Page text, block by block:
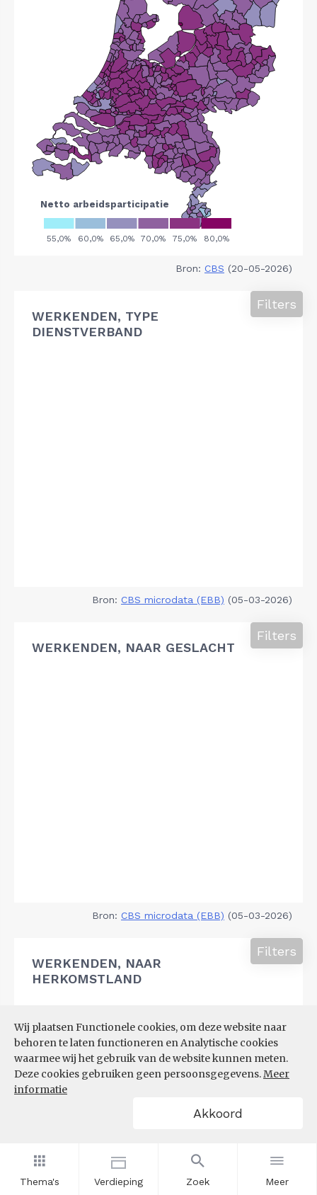
Thema's Verdieping Zoek Meer
Wij plaatsen Functionele cookies, om deze website naar
behoren te laten functioneren en Analytische cookies
waarmee wij het gebruik van de website kunnen meten.
Deze cookies gebruiken geen persoonsgegevens.Meer
informatie
Akkoord
Bron: CBS (20-05-2026)
WERKENDEN, TYPE
DIENSTVERBAND
Filters
Bron: CBS microdata (EBB) (05-03-2026)
WERKENDEN, NAAR GESLACHT
Filters
Bron: CBS microdata (EBB) (05-03-2026)
WERKENDEN, NAAR
HERKOMSTLAND
Filters